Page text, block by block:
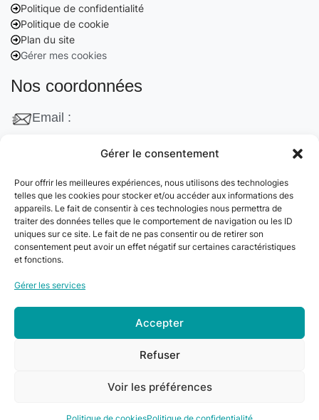
Gérer le consentement
Pour offrir les meilleures expériences, nous utilisons des technologies
telles que les cookies pour stocker et/ou accéder aux informations des
appareils. Le fait de consentir à ces technologies nous permettra de
traiter des données telles que le comportement de navigation ou les ID
uniques sur ce site. Le fait de ne pas consentir ou de retirer son
consentement peut avoir un effet négatif sur certaines caractéristiques
et fonctions.
Gérer les services
Accepter
Refuser
Voir les préférences
Politique de confidentialité
Politique de cookie
Plan du site
Gérer mes cookies
Nos coordonnées
Email :
132 Rue Edouard Vaillant, 95870 Bezons, France
Téléphone :
+33 06 22 09 56 53
+33 06 24 78 76 77
Clean&Go. Tous droits réservés –